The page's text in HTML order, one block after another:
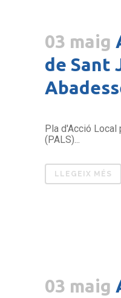
03 maig
de Sant
Pla d'Acció
(PALS)...
LLEGEIX MÉS
03 maig